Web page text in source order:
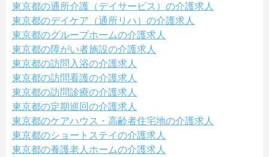
東京都の通所介護（デイサービス）の介護求人
東京都のデイケア（通所リハ）の介護求人
東京都のグループホームの介護求人
東京都の障がい者施設の介護求人
東京都の訪問入浴の介護求人
東京都の訪問看護の介護求人
東京都の訪問診療の介護求人
東京都の定期巡回の介護求人
東京都のケアハウス・高齢者住宅地の介護求人
東京都のショートステイの介護求人
東京都の養護老人ホームの介護求人